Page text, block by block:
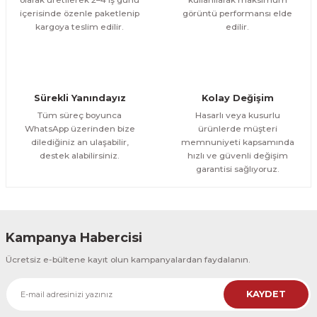
1.000,00 TL
800,00 TL
ÜRÜNÜ İNCELE
%12
800,00 TL %12
Evinemoda
Boho Tarzı Çiçek 3 Parça Ahşap Çerçeveli Tablo ACT
Evinemoda
Vincent Van Gogh Temalı 3 Parça Ahşap Çerçeveli Tablo ACT
1.000,00 TL ÜRÜNÜ İNCELE
içerisinde özenle paketlenip
kargoya teslim edilir.
görüntü performansı elde
edilir.
Sürekli Yanındayız
Tüm süreç boyunca
WhatsApp üzerinden bize
dilediğiniz an ulaşabilir,
destek alabilirsiniz.
Kolay Değişim
Hasarlı veya kusurlu
ürünlerde müşteri
memnuniyeti kapsamında
hızlı ve güvenli değişim
garantisi sağlıyoruz.
Kampanya Habercisi
Ücretsiz e-bültene kayıt olun kampanyalardan faydalanın.
KAYDET